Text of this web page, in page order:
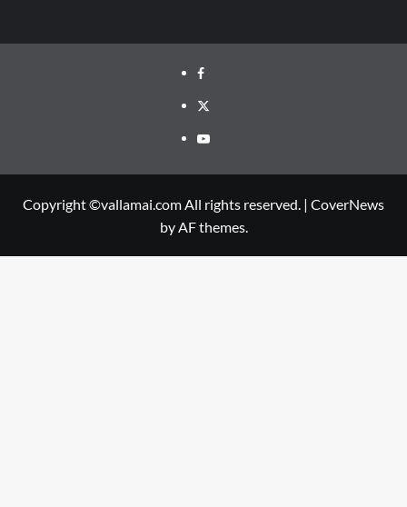
Facebook
Twitter
Youtube
Copyright ©vallamai.com All rights reserved. | CoverNews
by AF themes.